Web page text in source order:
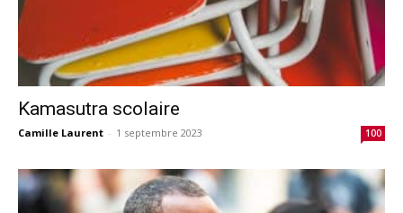
Kamasutra scolaire
Camille Laurent - 1 septembre 2023 100